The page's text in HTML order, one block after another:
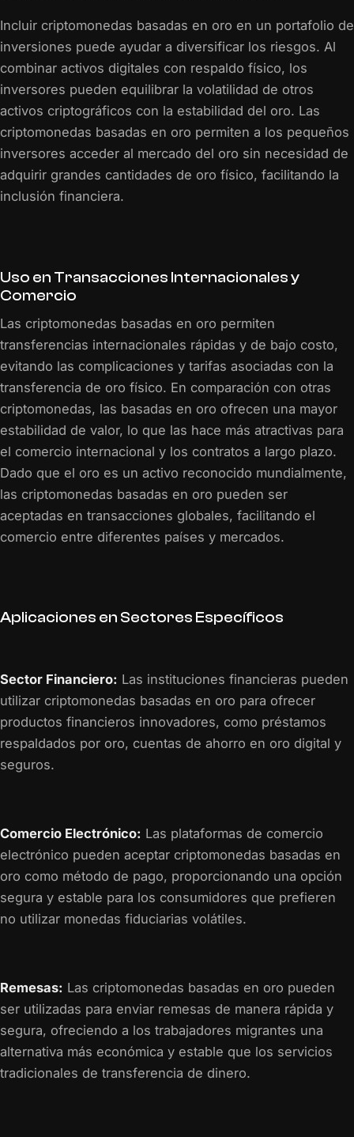
Incluir criptomonedas basadas en oro en un portafolio de
inversiones puede ayudar a diversificar los riesgos. Al
combinar activos digitales con respaldo físico, los
inversores pueden equilibrar la volatilidad de otros
activos criptográficos con la estabilidad del oro. Las
criptomonedas basadas en oro permiten a los pequeños
inversores acceder al mercado del oro sin necesidad de
adquirir grandes cantidades de oro físico, facilitando la
inclusión financiera.
Uso en Transacciones Internacionales y
Comercio
Las criptomonedas basadas en oro permiten
transferencias internacionales rápidas y de bajo costo,
evitando las complicaciones y tarifas asociadas con la
transferencia de oro físico. En comparación con otras
criptomonedas, las basadas en oro ofrecen una mayor
estabilidad de valor, lo que las hace más atractivas para
el comercio internacional y los contratos a largo plazo.
Dado que el oro es un activo reconocido mundialmente,
las criptomonedas basadas en oro pueden ser
aceptadas en transacciones globales, facilitando el
comercio entre diferentes países y mercados.
Aplicaciones en Sectores Específicos
Sector Financiero: Las instituciones financieras pueden
utilizar criptomonedas basadas en oro para ofrecer
productos financieros innovadores, como préstamos
respaldados por oro, cuentas de ahorro en oro digital y
seguros.
Comercio Electrónico: Las plataformas de comercio
electrónico pueden aceptar criptomonedas basadas en
oro como método de pago, proporcionando una opción
segura y estable para los consumidores que prefieren
no utilizar monedas fiduciarias volátiles.
Remesas: Las criptomonedas basadas en oro pueden
ser utilizadas para enviar remesas de manera rápida y
segura, ofreciendo a los trabajadores migrantes una
alternativa más económica y estable que los servicios
tradicionales de transferencia de dinero.